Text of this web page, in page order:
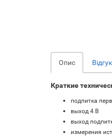
Опис
Краткие
подпитка
выход 4 В
выход
измерения